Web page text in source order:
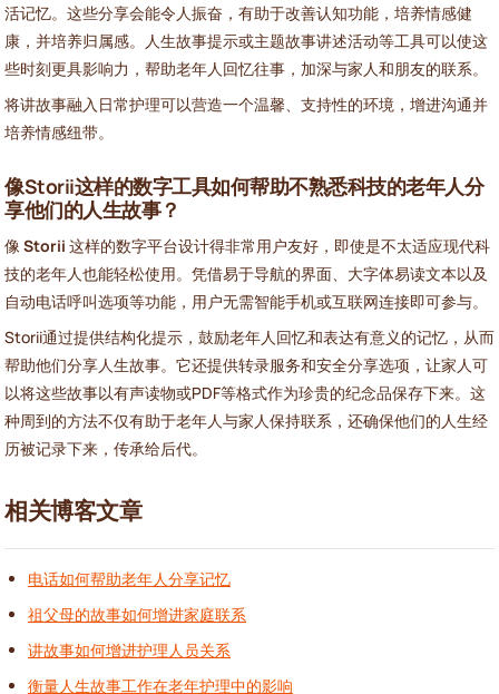
活记忆。这些分享会能令人振奋，有助于改善认知功能，培养情感健
康，并培养归属感。人生故事提示或主题故事讲述活动等工具可以使这
些时刻更具影响力，帮助老年人回忆往事，加深与家人和朋友的联系。
将讲故事融入日常护理可以营造一个温馨、支持性的环境，增进沟通并
培养情感纽带。
像Storii这样的数字工具如何帮助不熟悉科技的老年人分
享他们的人生故事？
像 Storii 这样的数字平台设计得非常用户友好，即使是不太适应现代科
技的老年人也能轻松使用。凭借易于导航的界面、大字体易读文本以及
自动电话呼叫选项等功能，用户无需智能手机或互联网连接即可参与。
Storii通过提供结构化提示，鼓励老年人回忆和表达有意义的记忆，从而
帮助他们分享人生故事。它还提供转录服务和安全分享选项，让家人可
以将这些故事以有声读物或PDF等格式作为珍贵的纪念品保存下来。这
种周到的方法不仅有助于老年人与家人保持联系，还确保他们的人生经
历被记录下来，传承给后代。
相关博客文章
电话如何帮助老年人分享记忆
祖父母的故事如何增进家庭联系
讲故事如何增进护理人员关系
衡量人生故事工作在老年护理中的影响